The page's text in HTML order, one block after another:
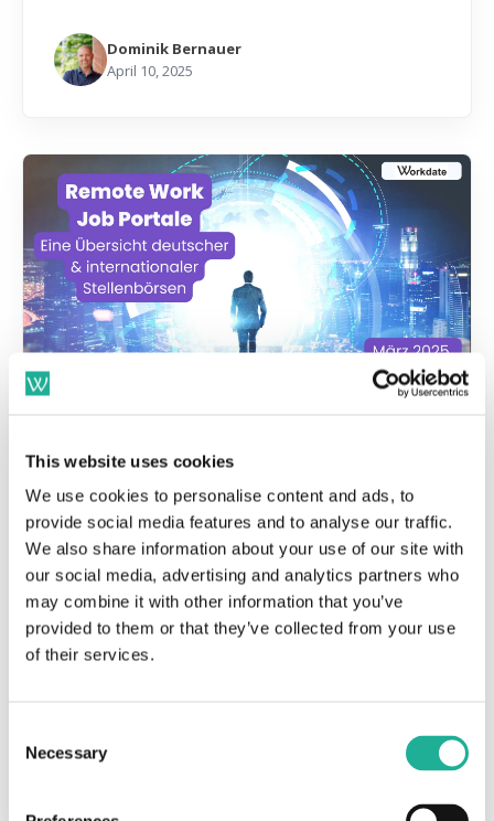
This website uses cookies
We use cookies to personalise content and ads, to
provide social media features and to analyse our traffic.
We also share information about your use of our site with
our social media, advertising and analytics partners who
may combine it with other information that you’ve
provided to them or that they’ve collected from your use
of their services.
Selection
Necessary
Dominik Bernauer
April 10, 2025
März 2025-Update:
Remote-Work-Job-
Portale: Übersicht, statt
Qual der Wahl
Deine Möglichkeiten einen Remote-Work-Job
zu finden sind besser denn je. Doch das
Angebot ist inzwischen auch einigermaßen
Dominik Bernauer